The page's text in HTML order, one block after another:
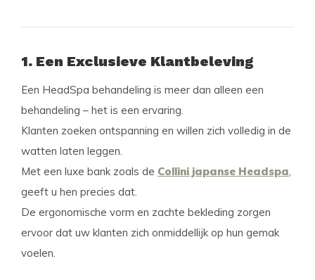
1. Een Exclusieve Klantbeleving
Een HeadSpa behandeling is meer dan alleen een
behandeling – het is een ervaring.
Klanten zoeken ontspanning en willen zich volledig in de
watten laten leggen.
Met een luxe bank zoals de Collini japanse Headspa,
geeft u hen precies dat.
De ergonomische vorm en zachte bekleding zorgen
ervoor dat uw klanten zich onmiddellijk op hun gemak
voelen.